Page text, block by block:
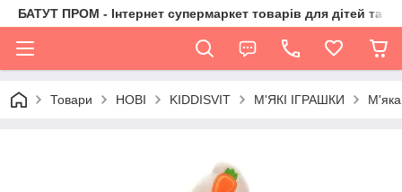
БАТУТ ПРОМ - Інтернет супермаркет товарів для дітей та їх
Товари НОВІ KIDDISVIT М'ЯКІ ІГРАШКИ